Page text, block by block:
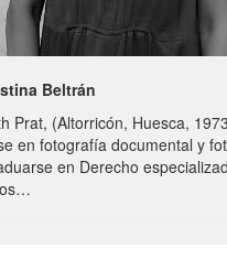
Beltrán
Prat, (Altorricón, Huesca,
en fotografía documental y
en Derecho